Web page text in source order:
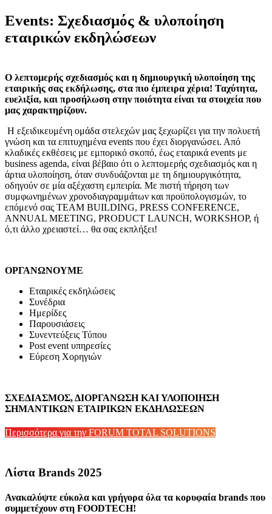
Events: Σχεδιασμός & υλοποίηση
εταιρικών εκδηλώσεων
Ο λεπτομερής σχεδιασμός και η δημιουργική υλοποίηση της
εταιρικής σας εκδήλωσης, στα πιο έμπειρα χέρια! Ταχύτητα,
ευελιξία, και προσήλωση στην ποιότητα είναι τα στοιχεία που
μας χαρακτηρίζουν.
Η εξειδικευμένη ομάδα στελεχών μας ξεχωρίζει για την πολυετή
γνώση και τα επιτυχημένα events που έχει διοργανώσει. Από
κλαδικές εκθέσεις με εμπορικό σκοπό, έως εταιρικά events με
business agenda, είναι βέβαιο ότι ο λεπτομερής σχεδιασμός και η
άρτια υλοποίηση, όταν συνδυάζονται με τη δημιουργικότητα,
οδηγούν σε μία αξέχαστη εμπειρία. Με πιστή τήρηση των
συμφωνημένων χρονοδιαγραμμάτων και προϋπολογισμών, το
επόμενό σας TEAM BUILDING, PRESS CONFERENCE,
ANNUAL MEETING, PRODUCT LAUNCH, WORKSHOP, ή
ό,τι άλλο χρειαστεί… θα σας εκπλήξει!
ΟΡΓΑΝΩΝΟΥΜΕ
Εταιρικές εκδηλώσεις
Συνέδρια
Ημερίδες
Παρουσιάσεις
Συνεντεύξεις Τύπου
Post event υπηρεσίες
Εύρεση Χορηγιών
ΣΧΕΔΙΑΣΜΟΣ, ΔΙΟΡΓΑΝΩΣΗ ΚΑΙ ΥΛΟΠΟΙΗΣΗ
ΣΗΜΑΝΤΙΚΩΝ ΕΤΑΙΡΙΚΩΝ ΕΚΔΗΛΩΣΕΩΝ
Περισσότερα για την FORUM TOTAL SOLUTIONS
Λίστα Brands 2025
Ανακαλύψτε εύκολα και γρήγορα όλα τα κορυφαία brands που
συμμετέχουν στη FOODTECH!